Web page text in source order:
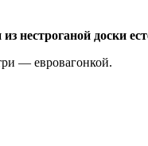
нестроганой доски
— евровагонкой.